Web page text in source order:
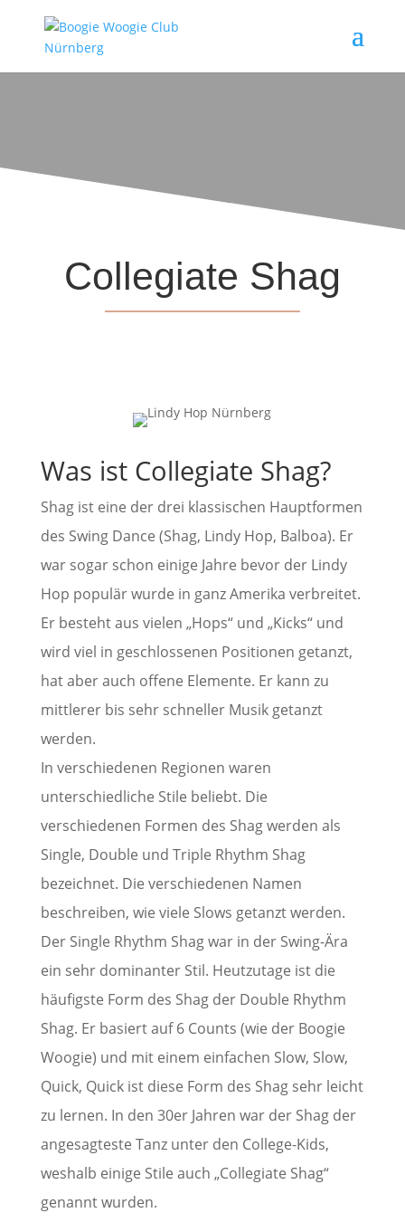
Collegiate Shag
Was ist Collegiate Shag?
Shag ist eine der drei klassischen Hauptformen
des Swing Dance (Shag, Lindy Hop, Balboa). Er
war sogar schon einige Jahre bevor der Lindy
Hop populär wurde in ganz Amerika verbreitet.
Er besteht aus vielen „Hops“ und „Kicks“ und
wird viel in geschlossenen Positionen getanzt,
hat aber auch offene Elemente. Er kann zu
mittlerer bis sehr schneller Musik getanzt
werden.
In verschiedenen Regionen waren
unterschiedliche Stile beliebt. Die
verschiedenen Formen des Shag werden als
Single, Double und Triple Rhythm Shag
bezeichnet. Die verschiedenen Namen
beschreiben, wie viele Slows getanzt werden.
Der Single Rhythm Shag war in der Swing-Ära
ein sehr dominanter Stil. Heutzutage ist die
häufigste Form des Shag der Double Rhythm
Shag. Er basiert auf 6 Counts (wie der Boogie
Woogie) und mit einem einfachen Slow, Slow,
Quick, Quick ist diese Form des Shag sehr leicht
zu lernen. In den 30er Jahren war der Shag der
angesagteste Tanz unter den College-Kids,
weshalb einige Stile auch „Collegiate Shag“
genannt wurden.